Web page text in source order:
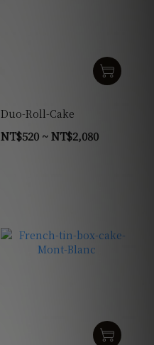
Duo-Roll-Cake
NT$520 ~ NT$2,080